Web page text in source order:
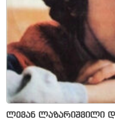
ლევან ლაზარიშვილი